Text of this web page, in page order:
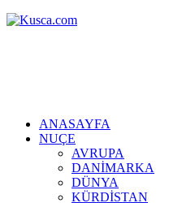
ANASAYFA
NUÇE
AVRUPA
DANİMARKA
DÜNYA
KÜRDİSTAN